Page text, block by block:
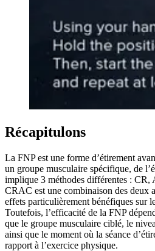
Récapitulons
La FNP est une forme d’étirement
un groupe musculaire spécifique, de
implique 3 méthodes différentes :
CRAC est une combinaison des deux
effets particulièrement bénéfiques sur
Toutefois, l’efficacité de la FNP
que le groupe musculaire ciblé, le
ainsi que le moment où la séance
rapport à l’exercice physique.